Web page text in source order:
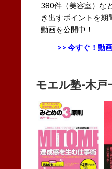
380件（美容室）な
き出すポイントを期
動画を公開中！
>> 今すぐ！動
モエル塾-木戸